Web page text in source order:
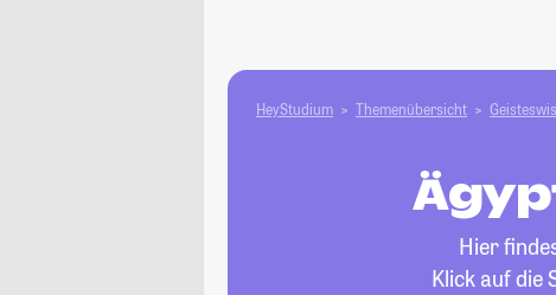
HeyStudium Themenübersicht
Hier
Klick auf die